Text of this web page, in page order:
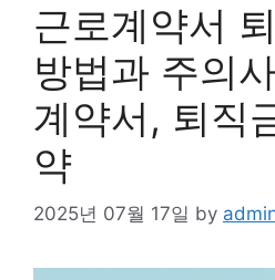
근로계약서
방법과 주의
계약서, 퇴직
약
2025년 07월 17일 by